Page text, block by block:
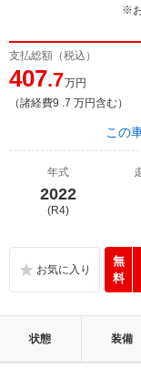
※
支払総額（税込）
407.7万円
（諸経費9 .7 万円含む）
この
年式
2022
(R4)
無
料
状態 装備